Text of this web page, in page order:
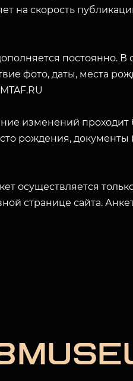
на скорость
постоянно.
фото, даты, места
изменений
рождения,
осуществляется
странице сайта.